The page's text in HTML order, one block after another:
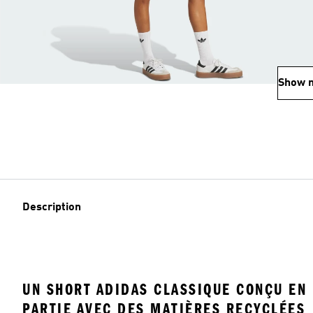
Show
Description
UN SHORT ADIDAS CLASSIQUE CONÇU EN
PARTIE AVEC DES MATIÈRES RECYCLÉES